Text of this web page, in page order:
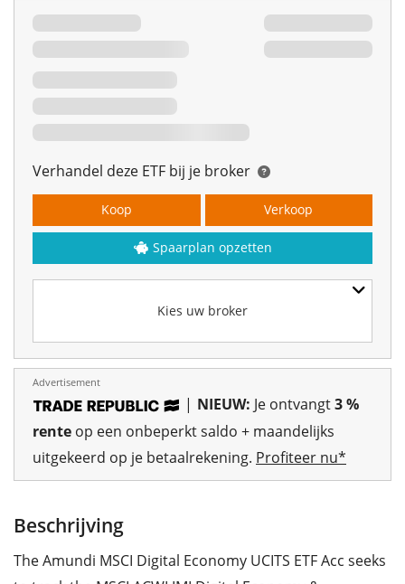
Verhandel deze ETF bij je broker
Kies uw broker
Koop Verkoop
Spaarplan opzetten
Advertisement
| NIEUW: Je ontvangt3 %
rente op een onbeperkt saldo + maandelijks
uitgekeerd op je betaalrekening. Profiteer nu*
Beschrijving
The Amundi MSCI Digital Economy UCITS ETF Acc seeks